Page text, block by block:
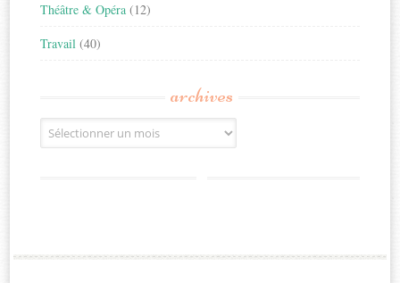
Théâtre & Opéra (12)
Travail (40)
archives
Archives